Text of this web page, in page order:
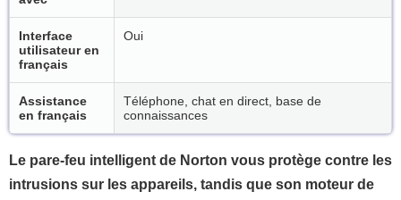
Interface
utilisateur en
français
Oui
Assistance
en français
Téléphone, chat en direct, base de
connaissances
Le pare-feu intelligent de Norton vous protège contre les
intrusions sur les appareils, tandis que son moteur de